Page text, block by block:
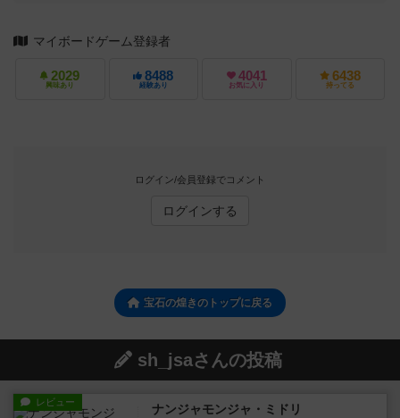
マイボードゲーム登録者
2029
興味あり
8488
経験あり
4041
お気に入り
6438
持ってる
ログイン/会員登録でコメント
ログインする
宝石の煌きのトップに戻る
sh_jsaさんの投稿
レビュー ナンジャモンジャ・ミドリ